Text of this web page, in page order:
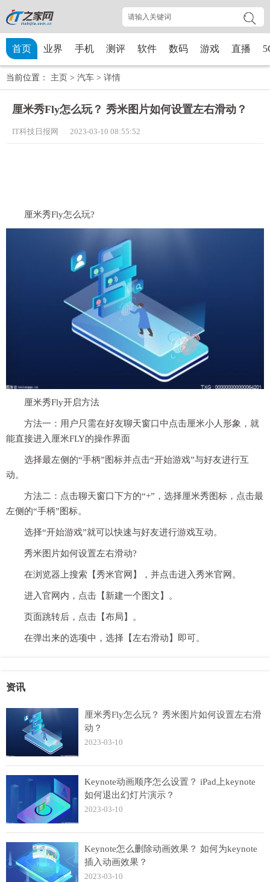
首页 业界 手机 测评 软件 数码 游戏 直播
当前位置： 主页 > 汽车 > 详情
厘米秀Fly怎么玩？ 秀米图片如何设置左右滑动？
IT科技日报网 2023-03-10 08:55:52
厘米秀Fly怎么玩?
厘米秀Fly开启方法
方法一：用户只需在好友聊天窗口中点击厘米小人形象，就
能直接进入厘米FLY的操作界面
选择最左侧的“手柄”图标并点击“开始游戏”与好友进行互
动。
方法二：点击聊天窗口下方的“+”，选择厘米秀图标，点击最
左侧的“手柄”图标。
选择“开始游戏”就可以快速与好友进行游戏互动。
秀米图片如何设置左右滑动?
在浏览器上搜索【秀米官网】，并点击进入秀米官网。
进入官网内，点击【新建一个图文】。
页面跳转后，点击【布局】。
在弹出来的选项中，选择【左右滑动】即可。
资讯
厘米秀Fly怎么玩？ 秀米图片如何设置左右滑
动？
2023-03-10
Keynote动画顺序怎么设置？ iPad上keynote
如何退出幻灯片演示？
2023-03-10
Keynote怎么删除动画效果？ 如何为keynote
插入动画效果？
2023-03-10